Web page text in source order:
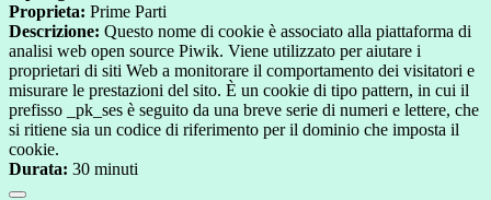
Proprieta: Prime Parti
Descrizione: Questo nome di cookie è associato alla piattaforma di
analisi web open source Piwik. Viene utilizzato per aiutare i
proprietari di siti Web a monitorare il comportamento dei visitatori e
misurare le prestazioni del sito. È un cookie di tipo pattern, in cui il
prefisso _pk_ses è seguito da una breve serie di numeri e lettere, che
si ritiene sia un codice di riferimento per il dominio che imposta il
cookie.
Durata: 30 minuti